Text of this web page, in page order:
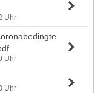
Uhr
Uhr
Uhr